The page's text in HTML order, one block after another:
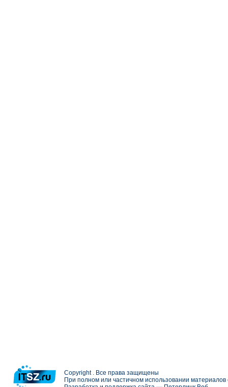
Copyright . Все права защищены
При полном или частичном использовании